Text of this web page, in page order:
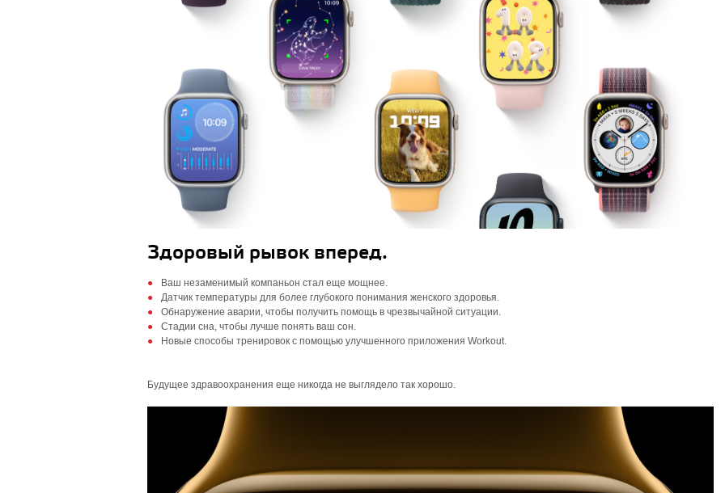
Здоровый рывок вперед.
Ваш незаменимый компаньон стал еще мощнее.
Датчик температуры для более глубокого понимания женского здоровья.
Обнаружение аварии, чтобы получить помощь в чрезвычайной ситуации.
Стадии сна, чтобы лучше понять ваш сон.
Новые способы тренировок с помощью улучшенного приложения Workout.
Будущее здравоохранения еще никогда не выглядело так хорошо.